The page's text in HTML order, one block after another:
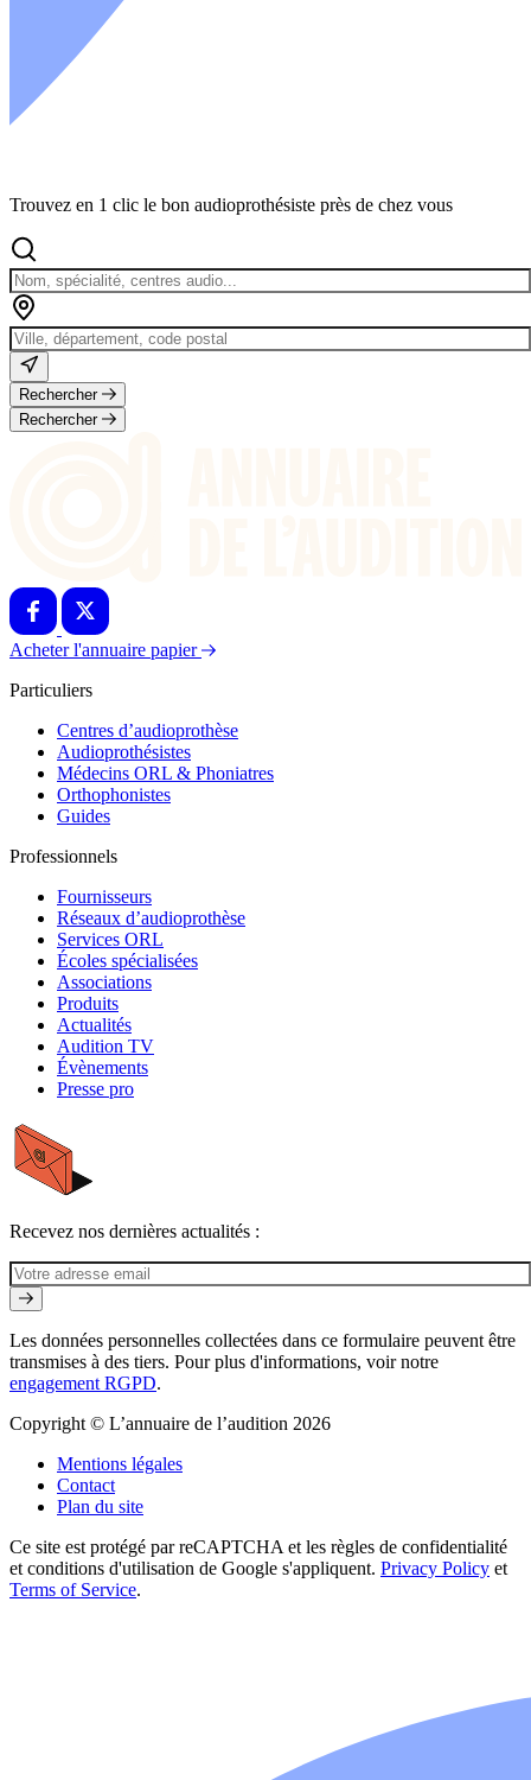
Trouvez en 1 clic le bon audioprothésiste près de chez vous
Rechercher
Rechercher
Acheter l'annuaire papier
Particuliers
Centres d’audioprothèse
Audioprothésistes
Médecins ORL & Phoniatres
Orthophonistes
Guides
Professionnels
Fournisseurs
Réseaux d’audioprothèse
Services ORL
Écoles spécialisées
Associations
Produits
Actualités
Audition TV
Évènements
Presse pro
Recevez nos dernières actualités :
Les données personnelles collectées dans ce formulaire peuvent être
transmises à des tiers. Pour plus d'informations, voir notre
engagement RGPD.
Copyright © L’annuaire de l’audition 2026
Mentions légales
Contact
Plan du site
Ce site est protégé par reCAPTCHA et les règles de confidentialité
et conditions d'utilisation de Google s'appliquent. Privacy Policy et
Terms of Service.